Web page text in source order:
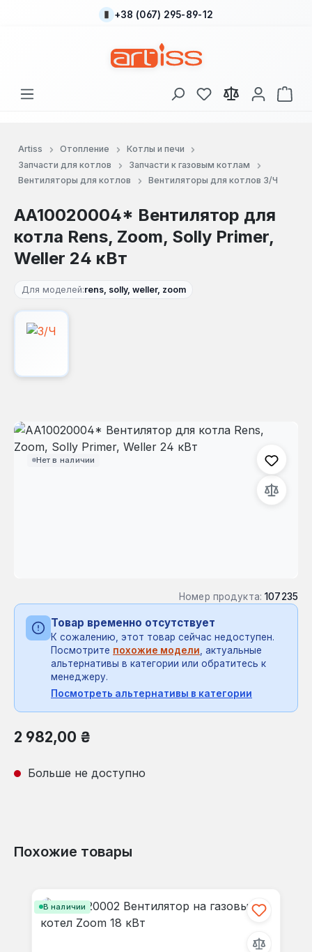
Перейти к основному содержанию
+38 (067) 295-89-12
У вас есть товары
В
Artiss Отопление
Котлы и печи
Запчасти для котлов
Запчасти к газовым котлам
Вентиляторы для котлов
Вентиляторы для котлов З/Ч
AA10020004* Вентилятор для
котла Rens, Zoom, Solly Primer,
Weller 24 кВт
Для моделей:rens, solly, weller, zoom
Нет в наличии
Пропустить галерею изображений
Номер продукта: 107235
Товар временно отсутствует
К сожалению, этот товар сейчас недоступен.
Посмотрите похожие модели , актуальные
альтернативы в категории или обратитесь к
менеджеру.
Посмотреть альтернативы в категории
Обычная цена:
2 982,00 ₴
Больше не доступно
Похожие товары
В наличии